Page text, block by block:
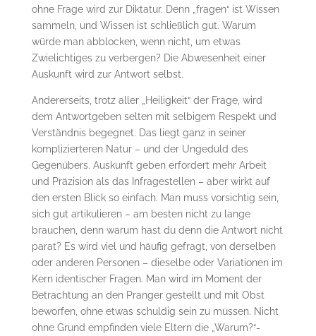
ohne Frage wird zur Diktatur. Denn „fragen“ ist Wissen
sammeln, und Wissen ist schließlich gut. Warum
würde man abblocken, wenn nicht, um etwas
Zwielichtiges zu verbergen? Die Abwesenheit einer
Auskunft wird zur Antwort selbst.
Andererseits, trotz aller „Heiligkeit“ der Frage, wird
dem Antwortgeben selten mit selbigem Respekt und
Verständnis begegnet. Das liegt ganz in seiner
komplizierteren Natur – und der Ungeduld des
Gegenübers. Auskunft geben erfordert mehr Arbeit
und Präzision als das Infragestellen – aber wirkt auf
den ersten Blick so einfach. Man muss vorsichtig sein,
sich gut artikulieren – am besten nicht zu lange
brauchen, denn warum hast du denn die Antwort nicht
parat? Es wird viel und häufig gefragt, von derselben
oder anderen Personen – dieselbe oder Variationen im
Kern identischer Fragen. Man wird im Moment der
Betrachtung an den Pranger gestellt und mit Obst
beworfen, ohne etwas schuldig sein zu müssen. Nicht
ohne Grund empfinden viele Eltern die „Warum?“-